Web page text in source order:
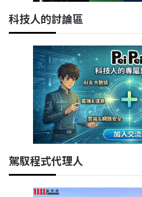
科技人的討論區
駕馭程式代理人